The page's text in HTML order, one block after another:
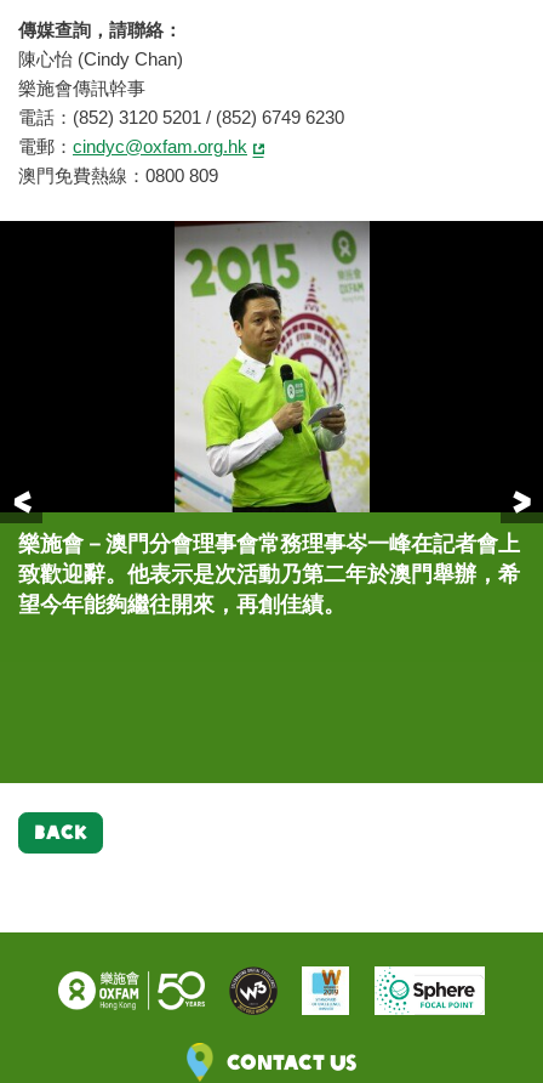
傳媒查詢，請聯絡：
陳心怡 (Cindy Chan)
樂施會傳訊幹事
電話：(852) 3120 5201 / (852) 6749 6230
電郵： cindyc@oxfam.org.hk
澳門免費熱線：0800 809
Previous
樂施會－澳門分會理事會常務理事岑一峰在記者會上
致歡迎辭。他表示是次活動乃第二年於澳門舉辦，希
望今年能夠繼往開來，再創佳績。
記者會上，太陽國際體育會總監陳志康(左)聯同樂施
大使小肥(右)即場示範跑樓梯的正確姿勢和熱身動
作，並呼籲公眾踴躍參加「樂施競跑旅遊塔」2015。
記者會上，樂施大使小肥呼籲公眾踴躍參加「樂施競
跑旅遊塔」2015。
記者會上，太陽國際體育會總監陳志康(左)聯同樂施
大使小肥(右)即場示範跑樓梯的正確姿勢和熱身動
作，並呼籲公眾踴躍參加「樂施競跑旅遊塔」2015。
各與會嘉賓參與充滿活力的啟動儀式：一聲號令後，
眾人夥伴同心，一起衝越起跑線，象徵「樂施競跑旅
遊塔2015」正式揭幕。 圖左起為澳門旅遊塔會展娛
各嘉賓呼籲公眾踴躍參加「樂施競跑旅遊塔」2015。
BACK
Contact Us